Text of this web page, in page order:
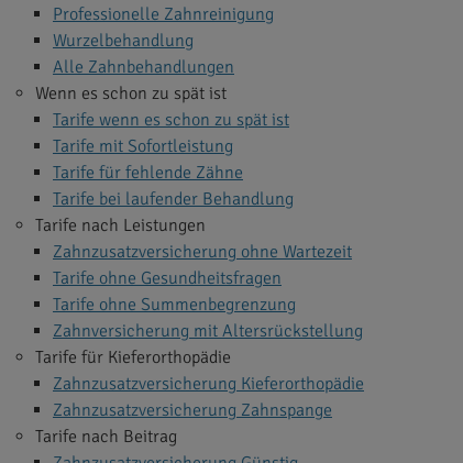
Professionelle Zahnreinigung
Wurzelbehandlung
Alle Zahnbehandlungen
Wenn es schon zu spät ist
Tarife wenn es schon zu spät ist
Tarife mit Sofortleistung
Tarife für fehlende Zähne
Tarife bei laufender Behandlung
Tarife nach Leistungen
Zahnzusatzversicherung ohne Wartezeit
Tarife ohne Gesundheitsfragen
Tarife ohne Summenbegrenzung
Zahnversicherung mit Altersrückstellung
Tarife für Kieferorthopädie
Zahnzusatzversicherung Kieferorthopädie
Zahnzusatzversicherung Zahnspange
Tarife nach Beitrag